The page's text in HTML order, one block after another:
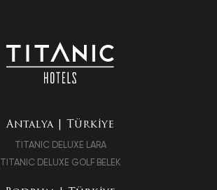
Antalya | Türkiye
TITANIC DELUXE LARA
TITANIC DELUXE GOLF BELEK